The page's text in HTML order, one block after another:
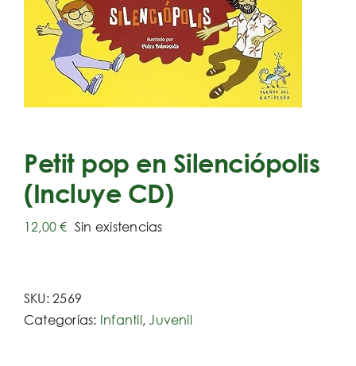
Petit pop en Silenciópolis
(Incluye CD)
12,00€ Sin existencias
SKU:2569
Categorías: Infantil, Juvenil